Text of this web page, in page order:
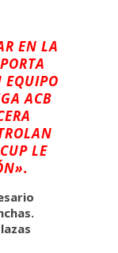
EN LA
EQUIPO
ACB
LE